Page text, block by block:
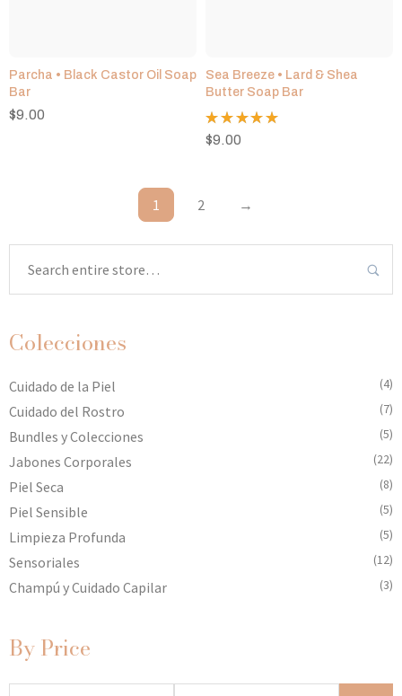
Colecciones
Cuidado de la Piel (4)
Cuidado del Rostro (7)
Bundles y Colecciones (5)
Jabones Corporales (22)
Piel Seca (8)
Piel Sensible (5)
Limpieza Profunda (5)
Sensoriales (12)
Champú y Cuidado Capilar (3)
By Price
Parcha • Black Castor Oil Soap
Bar
$9.00
Sea Breeze • Lard & Shea
Butter Soap Bar
Valorado
con5.00
$9.00
1 2 →